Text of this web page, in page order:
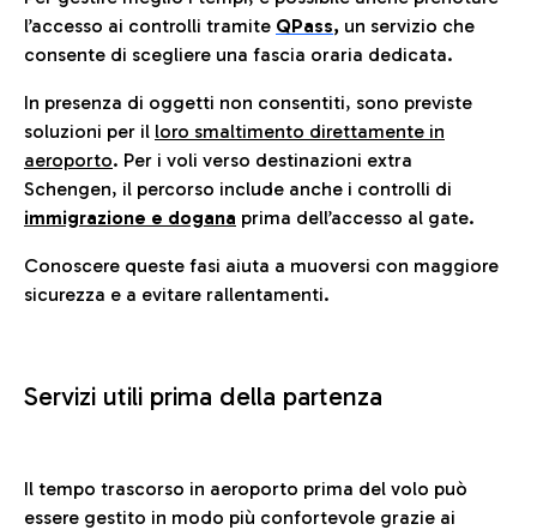
l’accesso ai controlli tramite QPass, un servizio che
consente di scegliere una fascia oraria dedicata.
In presenza di oggetti non consentiti, sono previste
soluzioni per il loro smaltimento direttamente in
aeroporto. Per i voli verso destinazioni extra
Schengen, il percorso include anche i controlli di
immigrazione e dogana prima dell’accesso al gate.
Conoscere queste fasi aiuta a muoversi con maggiore
sicurezza e a evitare rallentamenti.
Servizi utili prima della partenza
Il tempo trascorso in aeroporto prima del volo può
essere gestito in modo più confortevole grazie ai